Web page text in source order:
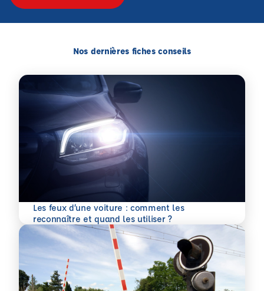
Nos dernières fiches conseils
Les feux d’une voiture : comment les
reconnaître et quand les utiliser ?
En savoir plus